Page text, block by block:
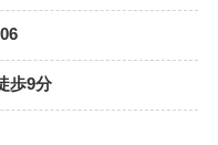
歩9分